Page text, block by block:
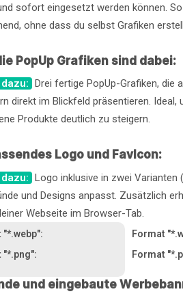
sofort eingesetzt werden können.
ohne dass du selbst Grafiken
PopUp Grafiken sind dabei:
Drei fertige PopUp-Grafiken,
direkt im Blickfeld präsentieren.
Produkte deutlich zu steigern.
Logo und FavIcon:
Logo inklusive in zwei
und Designs anpasst. Zusätzlich
Webseite im Browser-Tab.
"*.webp":
"*.png":
Format
Format
und eingebaute